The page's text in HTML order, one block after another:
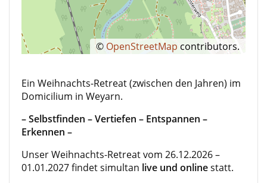
© OpenStreetMap contributors.
Ein Weihnachts-Retreat (zwischen den Jahren) im
Domicilium in Weyarn.
– Selbstfinden – Vertiefen – Entspannen –
Erkennen –
Unser Weihnachts-Retreat vom 26.12.2026 –
01.01.2027 findet simultan live und onlinestatt.